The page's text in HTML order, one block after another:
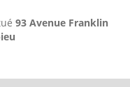
93 Avenue Franklin